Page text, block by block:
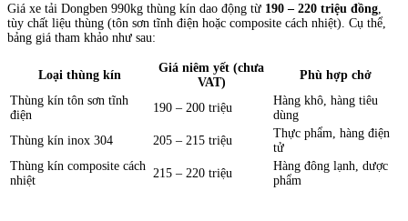
Giá xe tải Dongben 990kg thùng kín dao động từ 190 – 220 triệu đồng
tùy chất liệu thùng (tôn sơn tĩnh điện hoặc composite cách nhiệt). Cụ thể,
bảng giá tham khảo như sau:
Loại thùng kín
Giá niêm yết (chưa
VAT)
Phù hợp chở
Thùng kín tôn sơn tĩnh
điện
190 – 200 triệu
Hàng khô, hàng tiêu
dùng
Thùng kín inox 304
205 – 215 triệu
Thực phẩm, hàng điện
tử
Thùng kín composite cách
nhiệt
215 – 220 triệu
Hàng đông lạnh, dược
phẩm